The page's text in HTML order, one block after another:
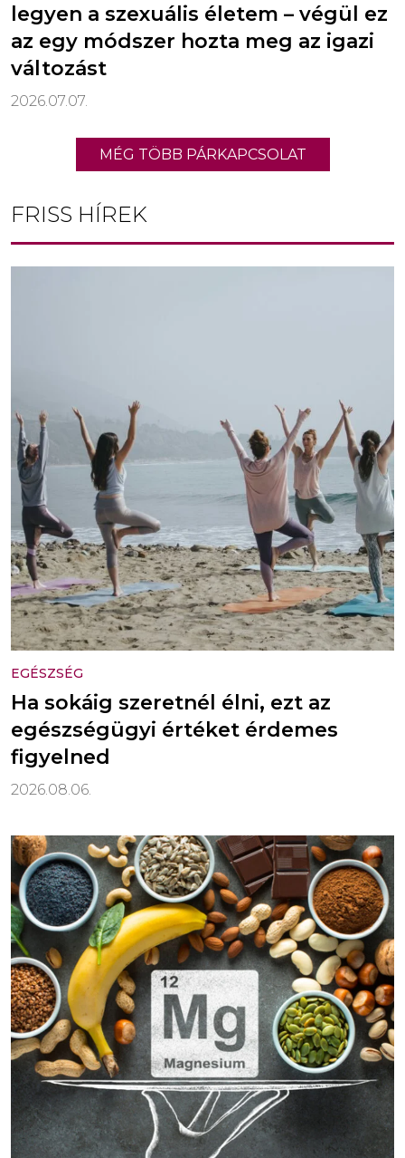
legyen a szexuális életem – végül ez
az egy módszer hozta meg az igazi
változást
2026.07.07.
MÉG TÖBB PÁRKAPCSOLAT
FRISS HÍREK
EGÉSZSÉG
Ha sokáig szeretnél élni, ezt az
egészségügyi értéket érdemes
figyelned
2026.08.06.